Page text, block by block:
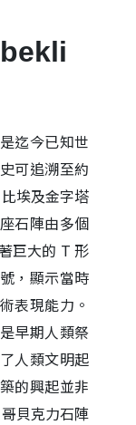
迄今已知世
可追溯至約
埃及金字塔
石陣由多個
巨大的 T 形
，顯示當時
表現能力。
早期人類祭
人類文明起
的興起並非
貝克力石陣